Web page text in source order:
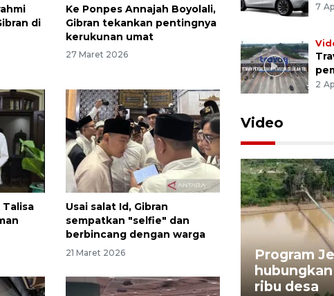
di
Ke Ponpes Annajah Boyolali,
Gibran tekankan pentingnya
kerukunan umat
27 Maret 2026
Talisa
Usai salat Id, Gibran
sempatkan "selfie" dan
berbincang dengan warga
21 Maret 2026
7
2
Video
Program
ribu desa